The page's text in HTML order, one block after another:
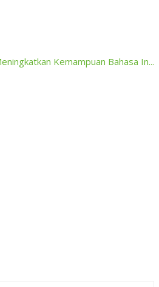
Kemampuan Bahasa In...